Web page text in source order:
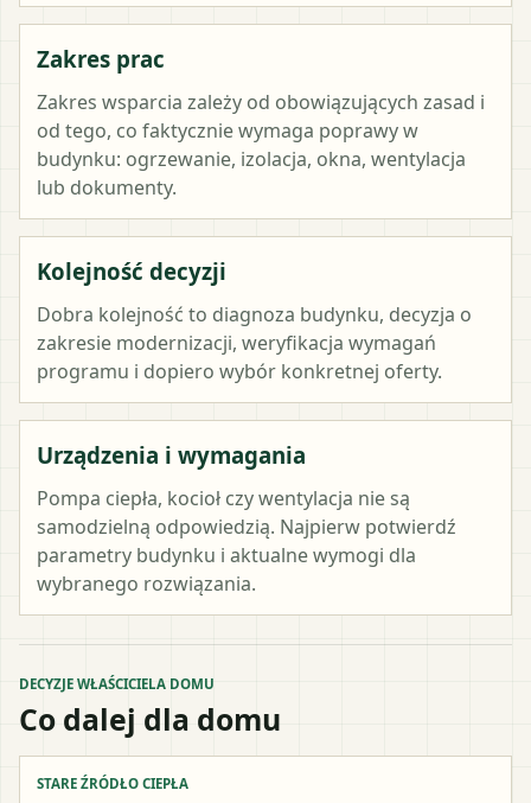
Zakres prac
Zakres wsparcia zależy od obowiązujących zasad i
od tego, co faktycznie wymaga poprawy w
budynku: ogrzewanie, izolacja, okna, wentylacja
lub dokumenty.
Kolejność decyzji
Dobra kolejność to diagnoza budynku, decyzja o
zakresie modernizacji, weryfikacja wymagań
programu i dopiero wybór konkretnej oferty.
Urządzenia i wymagania
Pompa ciepła, kocioł czy wentylacja nie są
samodzielną odpowiedzią. Najpierw potwierdź
parametry budynku i aktualne wymogi dla
wybranego rozwiązania.
DECYZJE WŁAŚCICIELA DOMU
Co dalej dla domu
STARE ŹRÓDŁO CIEPŁA